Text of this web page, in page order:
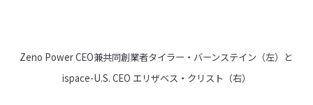
Zeno Power CEO兼共同創業者タイラー・バーンステイン（左）と
ispace-U.S. CEO エリザベス・クリスト（右）